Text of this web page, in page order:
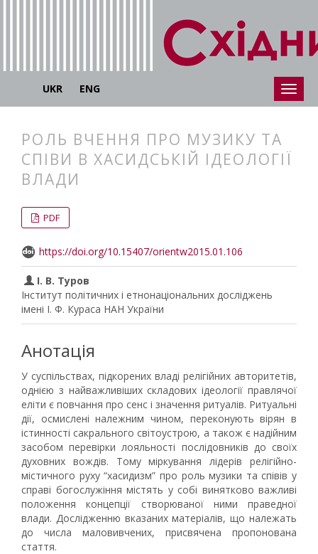
UKR ENG
РОЛЬ ВЧЕННЯ ПРО МУЗИКУ ТА
СПІВИ В ХАСИДСЬКІЙ ІДЕОЛОГІЇ
ВЛАДИ
PDF
https://doi.org/10.15407/orientw2015.01.106
І. В. Туров
Інститут політичних і етнонаціональних досліджень
імені І. Ф. Кураса НАН України
Анотація
У суспільствах, підкорених владі релігійних авторитетів,
однією з найважливіших складових ідеології правлячої
еліти є повчання про сенс і значення ритуалів. Ритуальні
дії, осмислені належним чином, переконують вірян в
істинності сакрального світоустрою, а також є надійним
засобом перевірки лояльності послідовників до своїх
духовних вождів. Тому міркування лідерів релігійно-
містичного руху “хасидизм” про роль музики та співів у
справі богослужіння містять у собі винятково важливі
положення концепції створюваної ними праведної
влади. Дослідженню вказаних матеріалів, що належать
до числа маловивчених, присвячена пропонована
стаття.